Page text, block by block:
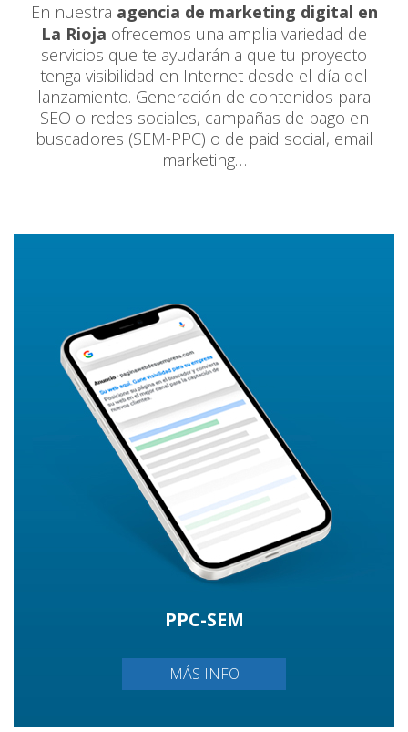
En nuestra agencia de marketing digital en
La Rioja ofrecemos una amplia variedad de
servicios que te ayudarán a que tu proyecto
tenga visibilidad en Internet desde el día del
lanzamiento. Generación de contenidos para
SEO o redes sociales, campañas de pago en
buscadores (SEM-PPC) o de paid social, email
marketing…
PPC-SEM
MÁS INFO